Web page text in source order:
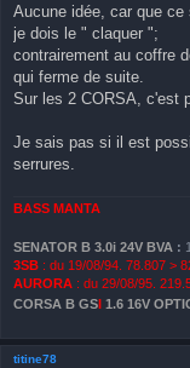
Aucune idée, car que ce
je dois le " claquer ";
contrairement au coffre
qui ferme de suite.
Sur les 2 CORSA, c'est
Je sais pas si il est
serrures.
BASS MANTA
SENATOR B 3.0i 24V BVA :
3SB : du 19/08/94. 78.807 >
AURORA : du 29/08/95.
CORSA B GS 1.6 16V
titine78